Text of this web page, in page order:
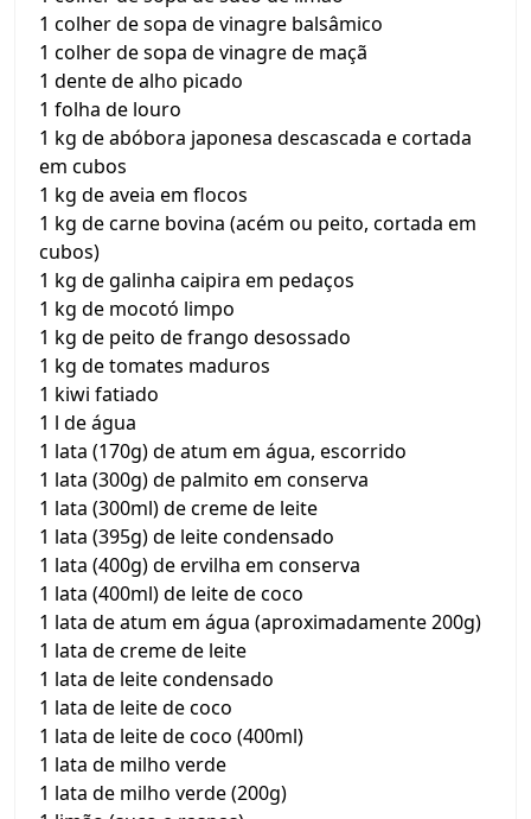
1 colher de sopa de vinagre balsâmico
1 colher de sopa de vinagre de maçã
1 dente de alho picado
1 folha de louro
1 kg de abóbora japonesa descascada e cortada
em cubos
1 kg de aveia em flocos
1 kg de carne bovina (acém ou peito, cortada em
cubos)
1 kg de galinha caipira em pedaços
1 kg de mocotó limpo
1 kg de peito de frango desossado
1 kg de tomates maduros
1 kiwi fatiado
1 l de água
1 lata (170g) de atum em água, escorrido
1 lata (300g) de palmito em conserva
1 lata (300ml) de creme de leite
1 lata (395g) de leite condensado
1 lata (400g) de ervilha em conserva
1 lata (400ml) de leite de coco
1 lata de atum em água (aproximadamente 200g)
1 lata de creme de leite
1 lata de leite condensado
1 lata de leite de coco
1 lata de leite de coco (400ml)
1 lata de milho verde
1 lata de milho verde (200g)